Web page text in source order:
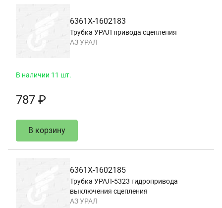
6361Х-1602183
Трубка УРАЛ привода сцепления
АЗ УРАЛ
В наличии 11 шт.
787 ₽
В корзину
6361Х-1602185
Трубка УРАЛ-5323 гидропривода
выключения сцепления
АЗ УРАЛ